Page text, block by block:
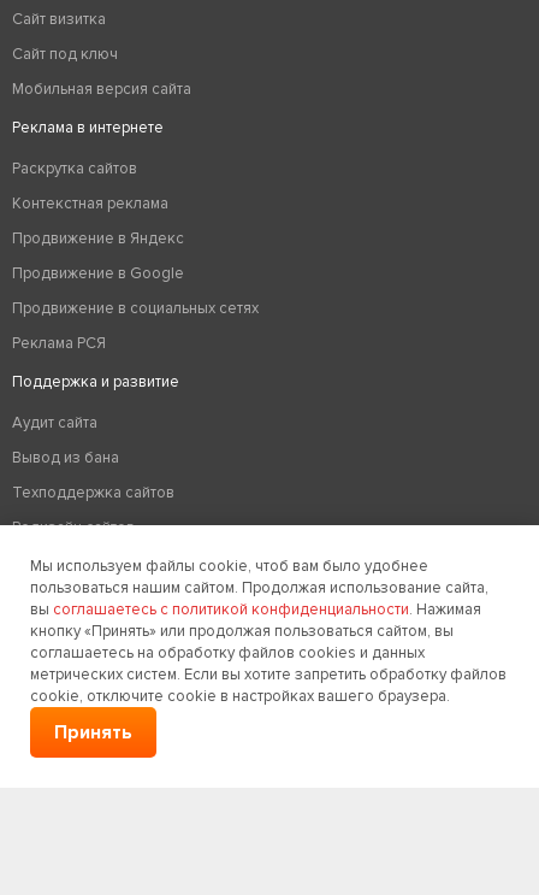
Сайт визитка
Сайт под ключ
Мобильная версия сайта
Реклама в интернете
Раскрутка сайтов
Контекстная реклама
Продвижение в Яндекс
Продвижение в Google
Продвижение в социальных сетях
Реклама РСЯ
Поддержка и развитие
Аудит сайта
Вывод из бана
Техподдержка сайтов
Редизайн сайтов
Хостинг
Оптимизация сайтов
Удаление вирусов на сайте
Дизайн
Дизайн сайта
Разработка логотипа компании
Мы используем файлы cookie, чтоб вам было удобнее
пользоваться нашим сайтом. Продолжая использование сайта,
вы соглашаетесь с политикой конфиденциальности. Нажимая
кнопку «Принять» или продолжая пользоваться сайтом, вы
соглашаетесь на обработку файлов cookies и данных
метрических систем. Если вы хотите запретить обработку файлов
cookie, отключите cookie в настройках вашего браузера.
Принять